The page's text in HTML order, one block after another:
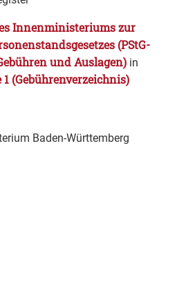
Innenministeriums zur
(PStG-
und Auslagen) in
(Gebührenverzeichnis)
Baden-Württemberg